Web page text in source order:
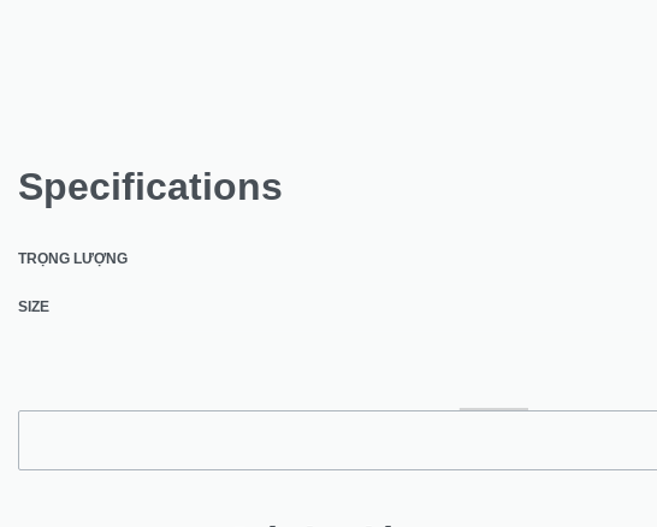
Specifications
TRỌNG LƯỢNG
SIZE